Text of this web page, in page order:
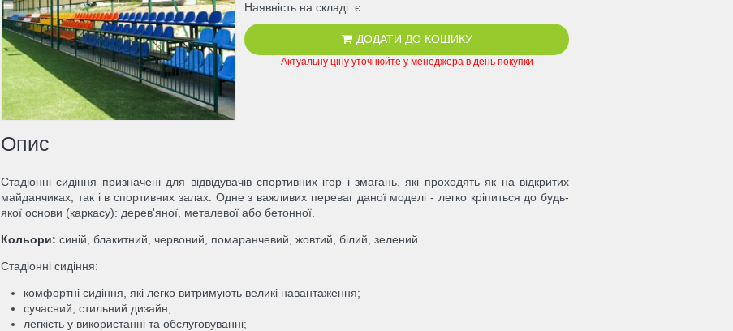
Наявність на складі є
ДОДАТИ ДО КОШИКУ
Актуальну ціну уточнюйте у менеджера в день покупки
Опис
Стадіонні сидіння призначені для відвідувачів спортивних ігор і змагань, які проходять як на відкритих
майданчиках, так і в спортивних залах. Одне з важливих переваг даної моделі - легко кріпиться до будь-
якої основи (каркасу): дерев'яної, металевої або бетонної.
Кольори: синій, блакитний, червоний, помаранчевий, жовтий, білий, зелений.
Стадіонні сидіння:
комфортні сидіння, які легко витримують великі навантаження;
сучасний, стильний дизайн;
легкість у використанні та обслуговуванні;